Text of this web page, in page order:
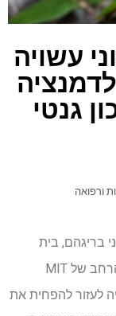
עשויה
גנטי
ורפואה
בריגהם, בית
הספר לבריאות הציבור של הרווארד, והמכון הרחב של MIT
לעזור להפחית את